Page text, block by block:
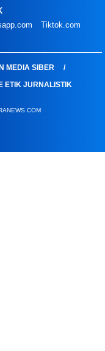
Tiktok.com
MEDIA SIBER
ETIK JURNALISTIK